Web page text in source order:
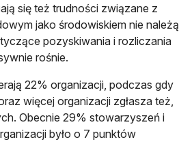
się też trudności związane z
jako środowiskiem nie należą
pozyskiwania i rozliczania
rośnie.
22% organizacji, podczas gdy
więcej organizacji zgłasza też,
Obecnie 29% stowarzyszeń i
było o 7 punktów